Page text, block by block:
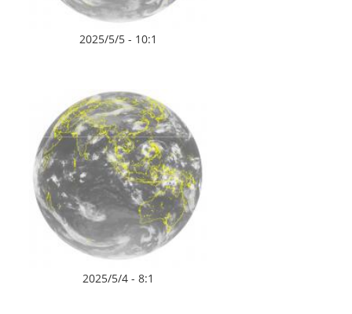
2025/5/5 - 10:1
2025/5/4 - 8:1